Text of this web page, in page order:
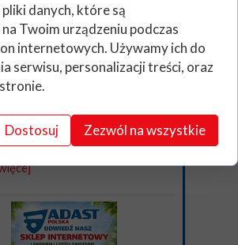
2026
się na targach „Stacja
zapraszamy do odwiedzenia
z najważniejszych wydarzeń
paliwowej w Polsce!
maja 2026📍 EXPO XXI,...
danych, które są
Twoim urządzeniu podczas
internetowych. Używamy ich do
serwisu, personalizacji treści, oraz
Dostosuj Zezwól na wszystkie